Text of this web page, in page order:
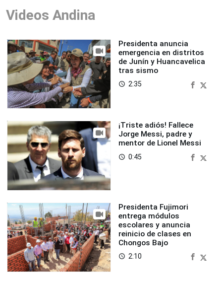
Videos Andina
Presidenta anuncia
emergencia en distritos
de Junín y Huancavelica
tras sismo
access_time 2:35
¡Triste adiós! Fallece
Jorge Messi, padre y
mentor de Lionel Messi
access_time 0:45
Presidenta Fujimori
entrega módulos
escolares y anuncia
reinicio de clases en
Chongos Bajo
access_time 2:10